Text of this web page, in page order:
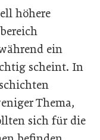
höhere
ein
scheint. In
Thema,
sich für die